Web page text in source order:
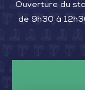
Ouverture du
de 9h30 à